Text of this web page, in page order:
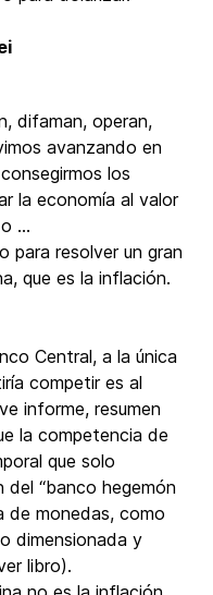
difaman, operan,
avanzando en
los
la economía al valor
...
para resolver un gran
que es la inflación.
Central, a la única
competir es al
informe, resumen
la competencia de
que solo
“banco hegemón
de monedas, como
dimensionada y
libro).